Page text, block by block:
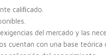
caliﬁcado.
del mercado y las
cuentan con una base